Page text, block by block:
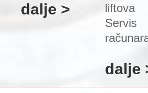
dalje >
liftova
Servis
dalje